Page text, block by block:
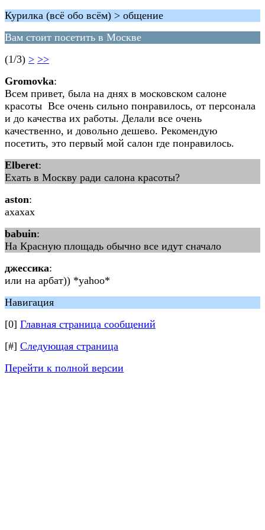
Курилка (всё обо всём) > общение
Вам стоит посетить в Москве
(1/3) > >>
Gromovka:
Всем привет, была на днях в московском салоне
красоты Все очень сильно понравилось, от персонала
и до качества их работы. Делали все очень
качественно, и довольно дешево. Рекомендую
посетить, это первый мой салон где понравилось.
Elberet:
Ехать в Москву ради салона красоты?
aston:
ахахах
babuin:
На Красную площадь обычно все идут сначало
джессика:
или на арбат)) *yahoo*
Навигация
[0] Главная страница сообщений
[#] Следующая страница
Перейти к полной версии